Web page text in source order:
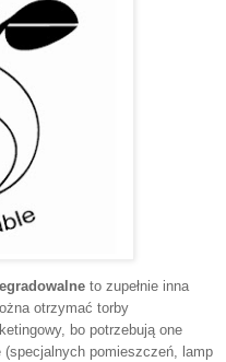
to zupełnie inna
otrzymać torby
bo potrzebują one
(specjalnych pomieszczeń, lamp